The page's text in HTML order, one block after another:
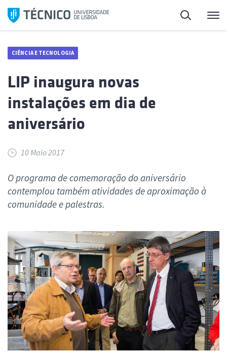
Saltar
para
Pesquisa
CIÊNCIA E TECNOLOGIA
LIP inaugura novas
instalações em dia de
aniversário
10 Maio 2017
O programa de comemoração do aniversário
contemplou também atividades de aproximação à
comunidade e palestras.